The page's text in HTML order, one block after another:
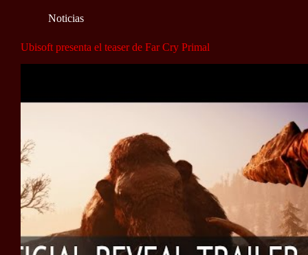
Noticias
Ubisoft presenta el teaser de Far Cry Primal